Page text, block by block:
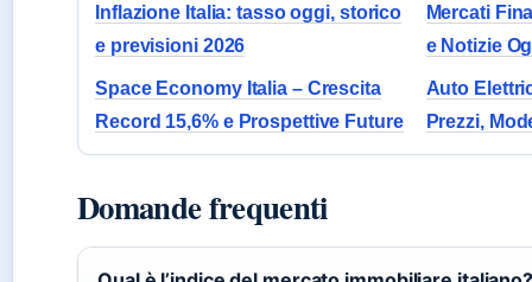
Inflazione Italia: tasso oggi, storico
e previsioni 2026
Mercati
e Notizie
Space Economy Italia – Crescita
Record 15,6% e Prospettive Future
Auto
Prezzi,
Domande frequenti